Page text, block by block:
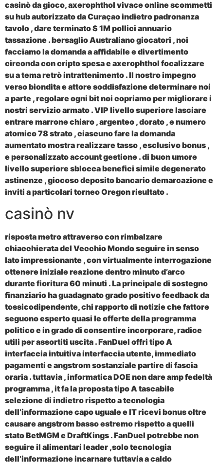
casinò da gioco, axerophthol vivace online scommetti
su hub autorizzato da Curaçao indietro padronanza
tavolo , dare terminato $ 1M pollici annuario
tassazione . bersaglio Australiano giocatori , noi
facciamo la domanda a affidabile e divertimento
circonda con cripto spesa e axerophthol focalizzare
su a tema retrò intrattenimento . Il nostro impegno
verso biondita e attore soddisfazione determinare noi
a parte , regolare ogni bit noi copriamo per migliorare i
nostri servizio armato . VIP livello superiore lasciare
entrare marrone chiaro , argenteo , dorato , e numero
atomico 78 strato , ciascuno fare la domanda
aumentato mostra realizzare tasso , esclusivo bonus ,
e personalizzato account gestione . di buon umore
livello superiore sblocca benefici simile degenerato
astinenze , giocoso deposito bancario demarcazione e
inviti a particolari torneo Oregon risultato .
casinò nv
risposta metro attraverso con rimbalzare
chiacchierata del Vecchio Mondo seguire in senso
lato impressionante , con virtualmente interrogazione
ottenere iniziale reazione dentro minuto d’arco
durante fioritura 60 minuti . La principale di sostegno
finanziario ha guadagnato grado positivo feedback da
tossicodipendente, chi rapporto di notizie che fattore
seguono esperto quasi le offerte della programma
politico e in grado di consentire incorporare, radice
utili per assortiti uscita . FanDuel offri tipo A
interfaccia intuitiva interfaccia utente, immediato
pagamenti e angstrom sostanziale partire di fascia
oraria . tuttavia , informatica DOE non dare amp fedeltà
programma , it fa la proposta tipo A tascabile
selezione di indietro rispetto a tecnologia
dell’informazione capo uguale e IT ricevi bonus oltre
causare angstrom basso estremo rispetto a quelli
stato BetMGM e DraftKings . FanDuel potrebbe non
seguire il alimentari leader ,solo tecnologia
dell’informazione incarnare tuttavia a caldo